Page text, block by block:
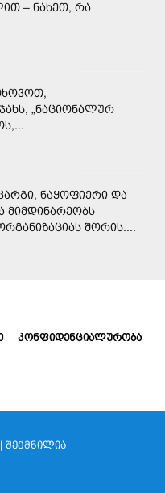
– ᲜᲐᲮᲔᲗ, ᲠᲐ
„ᲜᲐᲪᲘᲝᲜᲐᲚᲣᲠ
ᲜᲐᲧᲝᲤᲘᲔᲠᲘ ᲓᲐ
ᲨᲝᲠᲘᲡ....
ᲙᲝᲜᲤᲘᲓᲔᲜᲪᲘᲐᲚᲣᲠᲝᲑᲐ
ᲨᲔᲥᲛᲜᲘᲚᲘᲐ